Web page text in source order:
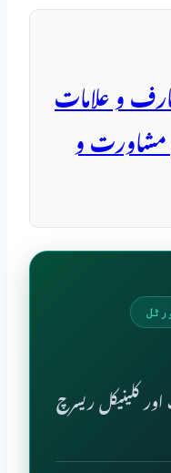
و علامات
مشاورت و
کلینیکل ریسرچ